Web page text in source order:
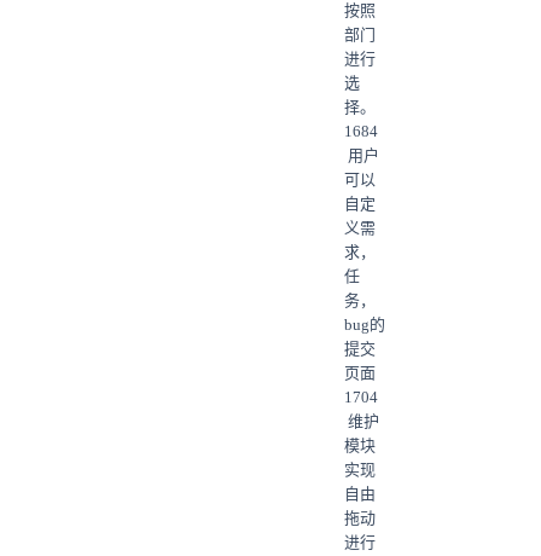
按照
部门
进行
选
择。
1684
用户
可以
自定
义需
求，
任
务，
bug的
提交
页面
1704
维护
模块
实现
自由
拖动
进行